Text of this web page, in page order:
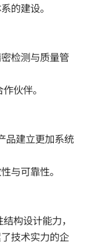
的建设。
检测与质量管
伙伴。
品建立更加系统
与可靠性。
构设计能力，
技术实力的企